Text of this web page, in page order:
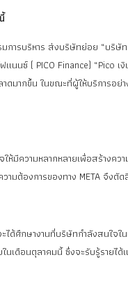
รบริหาร ส่งบริษัทย่อย “บริษัท
นซ์ ( PICO Finance) “Pico
ดมากขึ้น ในขณะที่ผู้ให้บริการ
มีความหลากหลายเพื่อสร้าง
องการของทาง META จึงตัด
ด้ศึกษางานที่บริษัทกำลังสนใ
นเดือนตุลาคมนี้ ซึ่งจะรับรู้รายไ